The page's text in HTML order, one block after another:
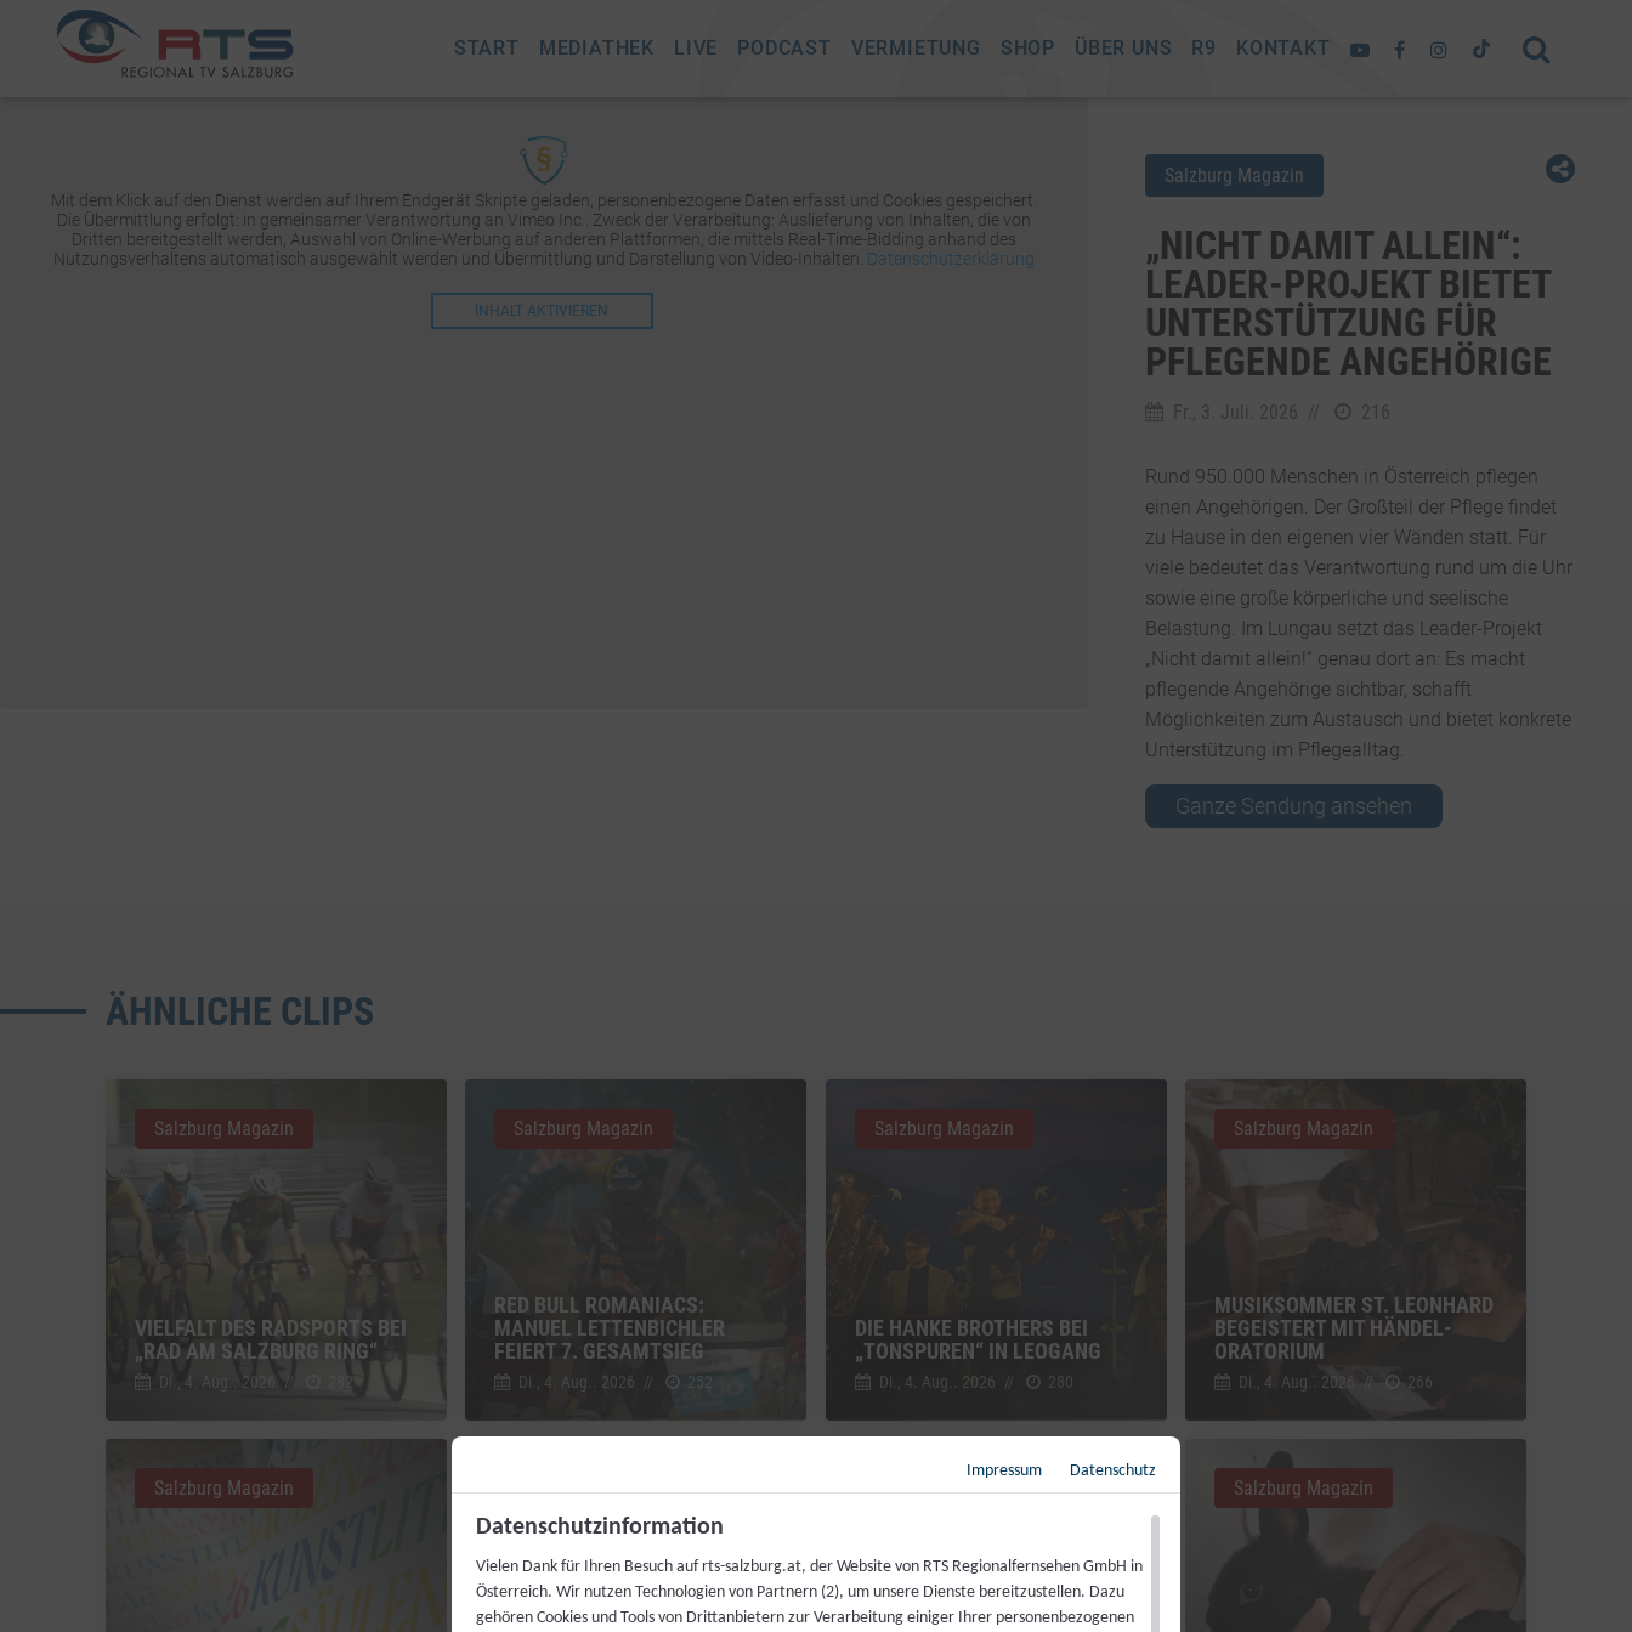
START MEDIATHEK LIVE PODCAST VERMIETUNG SHOP ÜBER UNS R9 KONTAKT
Mit dem Klick auf den Dienst werden auf Ihrem Endgerät Skripte geladen, personenbezogene Daten erfasst und Cookies gespeichert.
Die Übermittlung erfolgt: in gemeinsamer Verantwortung an Vimeo Inc.. Zweck der Verarbeitung: Auslieferung von Inhalten, die von
Dritten bereitgestellt werden, Auswahl von Online-Werbung auf anderen Plattformen, die mittels Real-Time-Bidding anhand des
Nutzungsverhaltens automatisch ausgewählt werden und Übermittlung und Darstellung von Video-Inhalten. Datenschutzerklärung
INHALT AKTIVIEREN
Salzburg Magazin
„NICHT DAMIT ALLEIN“:
LEADER-PROJEKT BIETET
UNTERSTÜTZUNG FÜR
PFLEGENDE ANGEHÖRIGE
Fr., 3. Juli. 2026 // 216
Rund 950.000 Menschen in Österreich pflegen
einen Angehörigen. Der Großteil der Pflege findet
zu Hause in den eigenen vier Wänden statt. Für
viele bedeutet das Verantwortung rund um die Uhr
sowie eine große körperliche und seelische
Belastung. Im Lungau setzt das Leader-Projekt
„Nicht damit allein!“ genau dort an: Es macht
pflegende Angehörige sichtbar, schafft
Möglichkeiten zum Austausch und bietet konkrete
Unterstützung im Pflegealltag.
Ganze Sendung ansehen
ÄHNLICHE CLIPS
VIELFALT DES RADSPORTS BEI
„RAD AM SALZBURG RING“
Di., 4. Aug.. 2026 // 282
Salzburg Magazin
RED BULL ROMANIACS:
MANUEL LETTENBICHLER
FEIERT 7. GESAMTSIEG
Di., 4. Aug.. 2026 // 252
Salzburg Magazin
DIE HANKE BROTHERS BEI
„TONSPUREN“ IN LEOGANG
Di., 4. Aug.. 2026 // 280
Salzburg Magazin
MUSIKSOMMER ST. LEONHARD
BEGEISTERT MIT HÄNDEL-
ORATORIUM
Di., 4. Aug.. 2026 // 266
Salzburg Magazin
Salzburg Magazin Salzburg Magazin Salzburg Magazin Salzburg Magazin
Impressum Datenschutz
Datenschutzinformation
Vielen Dank für Ihren Besuch auf rts-salzburg.at, der Website von RTS Regionalfernsehen GmbH in
Österreich. Wir nutzen Technologien von Partnern (2), um unsere Dienste bereitzustellen. Dazu
gehören Cookies und Tools von Drittanbietern zur Verarbeitung einiger Ihrer personenbezogenen
←Zurück zur Übersicht